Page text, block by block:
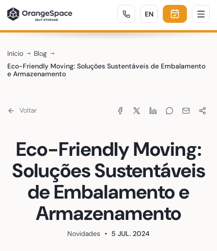
ENENGLISH
Início
Blog
Eco-Friendly Moving: Soluções Sustentáveis de Embalamento
e Armazenamento
Voltar Partilhar:
Eco-Friendly Moving:
Soluções Sustentáveis
de Embalamento e
Armazenamento
Novidades • 5 JUL. 2024